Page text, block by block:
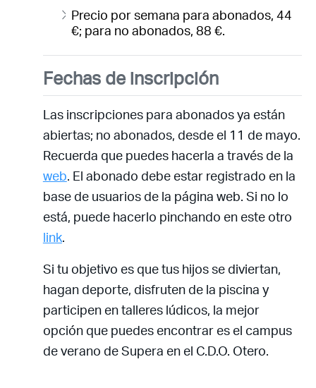
Precio por semana para abonados, 44
€; para no abonados, 88 €.
Fechas de inscripción
Las inscripciones para abonados ya están
abiertas; no abonados, desde el 11 de mayo.
Recuerda que puedes hacerla a través de la
web. El abonado debe estar registrado en la
base de usuarios de la página web. Si no lo
está, puede hacerlo pinchando en este otro
link.
Si tu objetivo es que tus hijos se diviertan,
hagan deporte, disfruten de la piscina y
participen en talleres lúdicos, la mejor
opción que puedes encontrar es el campus
de verano de Supera en el C.D.O. Otero.